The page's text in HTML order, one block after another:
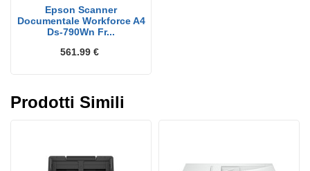
Epson Scanner
Documentale Workforce A4
Ds-790Wn Fr...
561.99 €
Prodotti Simili